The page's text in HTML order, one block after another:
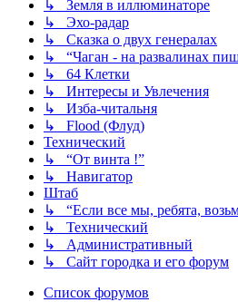
↳ Земля в иллюминаторе
↳ Эхо-радар
↳ Сказка о двух генералах
↳ “Чаган - на развалинах
↳ 64 Клетки
↳ Интересы и Увлечения
↳ Изба-читальня
↳ Flood (Флуд)
Технический
↳ “От винта !”
↳ Навигатор
Штаб
↳ “Если все мы, ребята,
↳ Технический
↳ Административный
↳ Сайт городка и его форум
Список форумов